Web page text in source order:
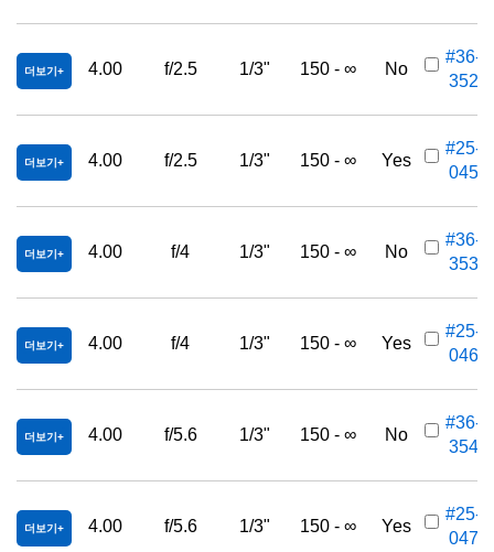
더보기 4.00 f/2.5 1/3" 150 - ∞ No
#36-
352
더보기 4.00 f/2.5 1/3" 150 - ∞ Yes
#25-
045
더보기 4.00 f/4 1/3" 150 - ∞ No
#36-
353
더보기 4.00 f/4 1/3" 150 - ∞ Yes
#25-
046
더보기 4.00 f/5.6 1/3" 150 - ∞ No
#36-
354
더보기 4.00 f/5.6 1/3" 150 - ∞ Yes
#25-
047